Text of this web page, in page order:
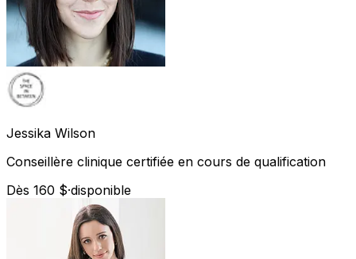
Jessika Wilson
Conseillère clinique certifiée en cours de qualification
Dès 160 $·disponible